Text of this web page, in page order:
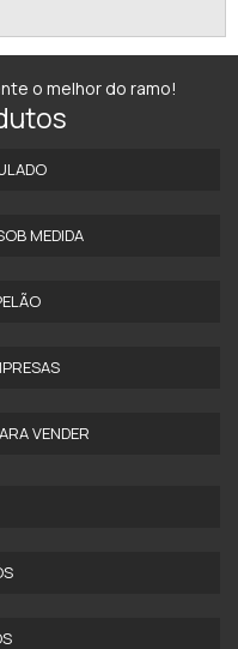
o melhor do ramo!
MEDIDA
VENDER